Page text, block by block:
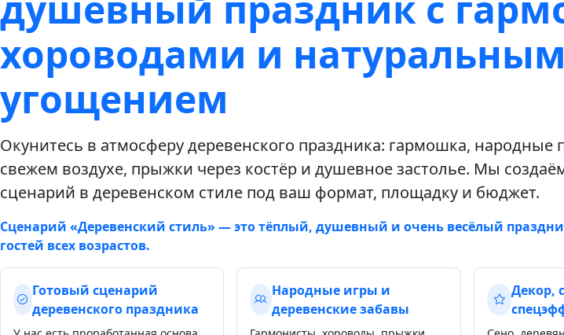
хороводами и натуральным
угощением
Окунитесь в атмосферу деревенского праздника: гармошка, народные
свежем воздухе, прыжки через костёр и душевное застолье. Мы
сценарий в деревенском стиле под ваш формат, площадку и бюджет.
Сценарий «Деревенский стиль» — это тёплый, душевный и очень весёлый
гостей всех возрастов.
Готовый сценарий
деревенского праздника
Народные игры и
деревенские забавы
Декор,